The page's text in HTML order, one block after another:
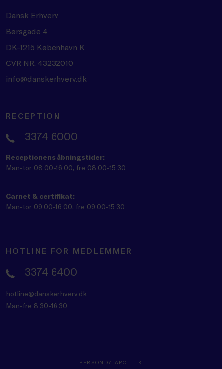
Dansk Erhverv
Børsgade 4
DK-1215 København K
CVR NR. 43232010
info@danskerhverv.dk
RECEPTION
3374 6000
Receptionens åbningstider:
Man-tor 08:00-16:00, fre 08:00-15:30.
Carnet & certifikat:
Man-tor 09:00-16:00, fre 09:00-15:30.
HOTLINE FOR MEDLEMMER
3374 6400
hotline@danskerhverv.dk
Man-fre 8:30-16:30
PERSONDATAPOLITIK